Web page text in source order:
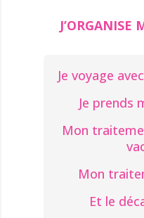
Je voyage
Je prends
Mon
Mon
Et le